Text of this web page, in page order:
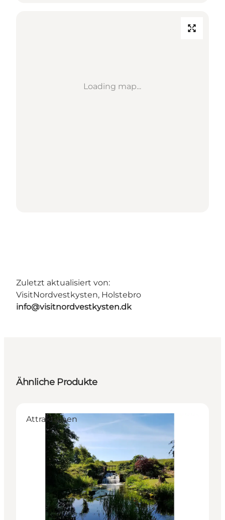
Loading map...
Zuletzt aktualisiert von:
VisitNordvestkysten, Holstebro
info@visitnordvestkysten.dk
Ähnliche Produkte
Attraktionen